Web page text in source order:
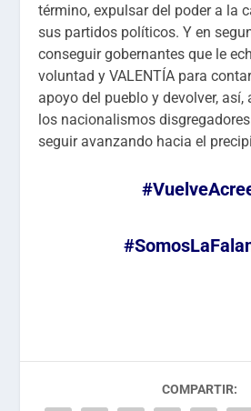
término, expulsar del poder a la
sus partidos políticos. Y en
conseguir gobernantes que le
voluntad y VALENTÍA para
apoyo del pueblo y devolver,
los nacionalismos
seguir avanzando hacia el
COMPARTIR: